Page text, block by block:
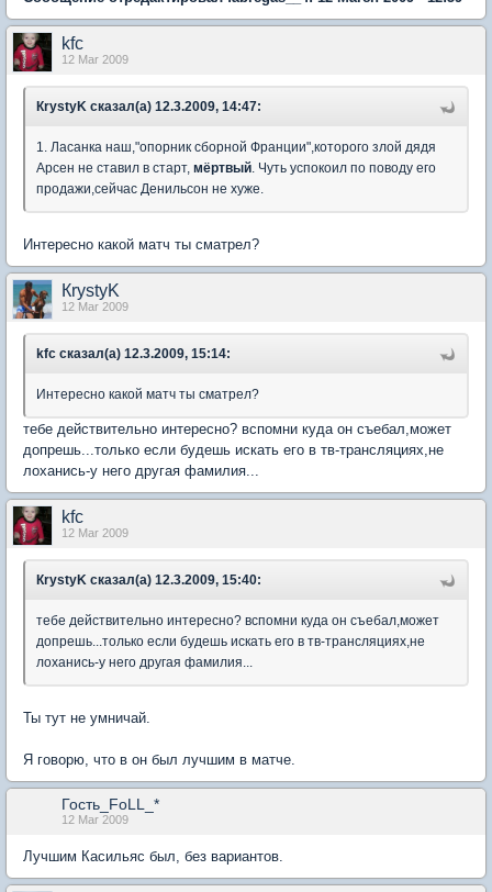
kfc
12 Mar 2009
КrystyK сказал(а) 12.3.2009, 14:47:
1. Ласанка наш,"опорник сборной Франции",которого злой дядя
Арсен не ставил в старт, мёртвый. Чуть успокоил по поводу его
продажи,сейчас Денильсон не хуже.
Интересно какой матч ты сматрел?
КrystyK
12 Mar 2009
kfc сказал(а) 12.3.2009, 15:14:
Интересно какой матч ты сматрел?
тебе действительно интересно? вспомни куда он съебал,может
допрешь...только если будешь искать его в тв-трансляциях,не
лоханись-у него другая фамилия...
kfc
12 Mar 2009
КrystyK сказал(а) 12.3.2009, 15:40:
тебе действительно интересно? вспомни куда он съебал,может
допрешь...только если будешь искать его в тв-трансляциях,не
лоханись-у него другая фамилия...
Ты тут не умничай.
Я говорю, что в он был лучшим в матче.
Гость_FoLL_*
12 Mar 2009
Лучшим Касильяс был, без вариантов.